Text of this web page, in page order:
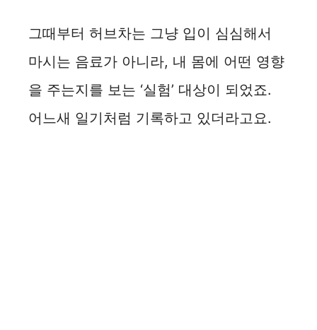
그때부터 허브차는 그냥 입이 심심해서
마시는 음료가 아니라, 내 몸에 어떤 영향
을 주는지를 보는 ‘실험’ 대상이 되었죠.
어느새 일기처럼 기록하고 있더라고요.